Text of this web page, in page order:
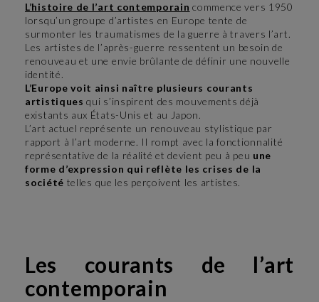
L’histoire de l’art contemporain commence vers 1950
lorsqu’un groupe d’artistes en Europe tente de
surmonter les traumatismes de la guerre à travers l’art.
Les artistes de l’après-guerre ressentent un besoin de
renouveau et une envie brûlante de définir une nouvelle
identité.
L’Europe voit ainsi naître plusieurs courants
artistiques qui s’inspirent des mouvements déjà
existants aux États-Unis et au Japon.
L’art actuel représente un renouveau stylistique par
rapport à l’art moderne. Il rompt avec la fonctionnalité
représentative de la réalité et devient peu à peu une
forme d’expression qui reflète les crises de la
société telles que les perçoivent les artistes.
Les courants de l’art
contemporain